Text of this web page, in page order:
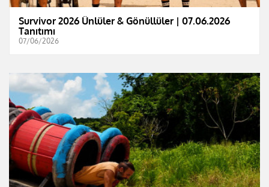
Survivor 2026 Ünlüler & Gönüllüler | 07.06.2026
Tanıtımı
07/06/2026